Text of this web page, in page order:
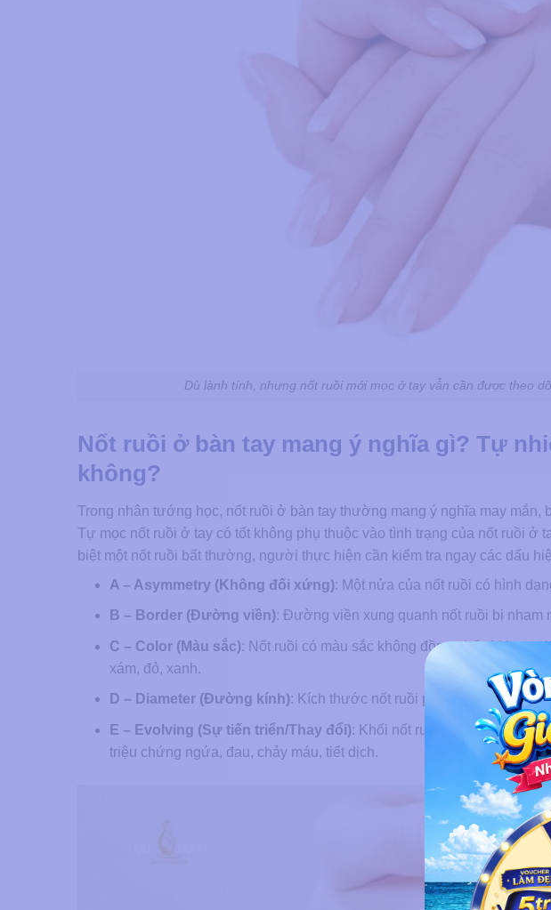
Dù lành tính, nhưng nốt ruồi mới mọc ở tay vẫn cần được theo
Nốt ruồi ở bàn tay mang ý nghĩa gì? Tự
không?
Trong nhân tướng học, nốt ruồi ở bàn tay thường mang ý nghĩa may mắn,
Tự mọc nốt ruồi ở tay có tốt không phụ thuộc vào tình trạng của nốt ruồi ở
biệt một nốt ruồi bất thường, người thực hiện cần kiểm tra ngay các dấu
A – Asymmetry (Không đối xứng): Một nửa của nốt ruồi có hình
B – Border (Đường viền): Đường viền xung quanh nốt ruồi bị nham
C – Color (Màu sắc): Nốt ruồi có màu sắc không đồng nhất, bị
xám, đỏ, xanh.
D – Diameter (Đường kính): Kích thước nốt ruồi phát triển nhanh,
E – Evolving (Sự tiến triển/Thay đổi): Khối nốt ruồi liên tục thay đổi
triệu chứng ngứa, đau, chảy máu, tiết dịch.